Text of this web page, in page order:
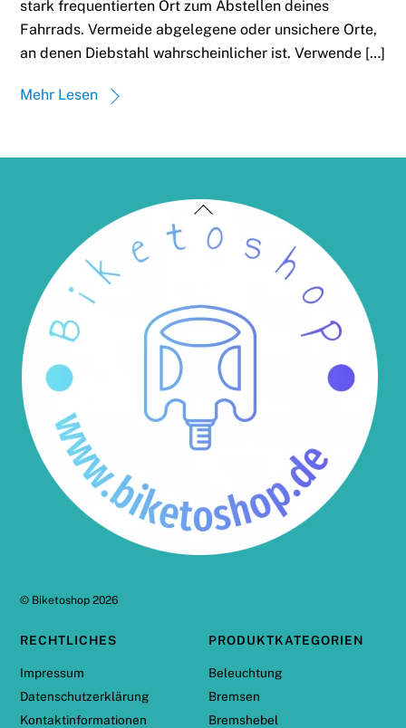
stark frequentierten Ort zum Abstellen deines
Fahrrads. Vermeide abgelegene oder unsichere Orte,
an denen Diebstahl wahrscheinlicher ist. Verwende […]
Mehr Lesen
Back
To
Top
© Biketoshop 2026
RECHTLICHES
Impressum
Datenschutzerklärung
Kontaktinformationen
PRODUKTKATEGORIEN
Beleuchtung
Bremsen
Bremshebel